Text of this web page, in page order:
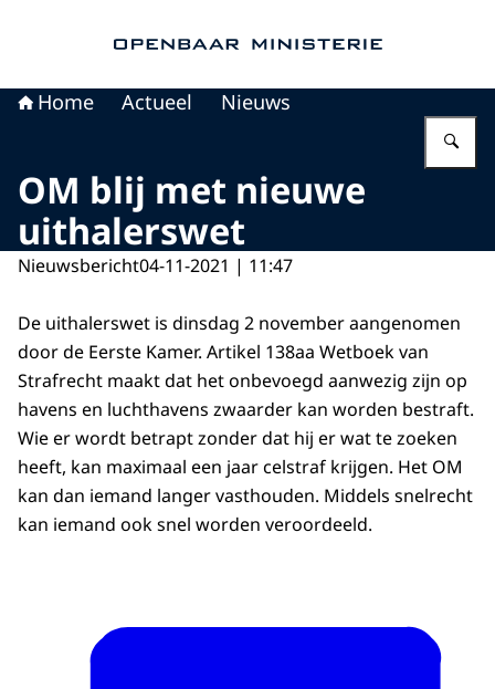
Home Actueel Nieuws
OM blij met nieuwe
uithalerswet
Nieuwsbericht04-11-2021 | 11:47
De uithalerswet is dinsdag 2 november aangenomen
door de Eerste Kamer. Artikel 138aa Wetboek van
Strafrecht maakt dat het onbevoegd aanwezig zijn op
havens en luchthavens zwaarder kan worden bestraft.
Wie er wordt betrapt zonder dat hij er wat te zoeken
heeft, kan maximaal een jaar celstraf krijgen. Het OM
kan dan iemand langer vasthouden. Middels snelrecht
kan iemand ook snel worden veroordeeld.